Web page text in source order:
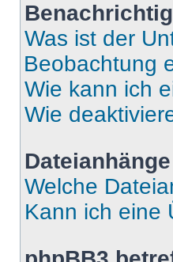
Was ist der
Beobachtung
Wie kann ich
Wie
Dateianhänge
Welche
Kann ich eine